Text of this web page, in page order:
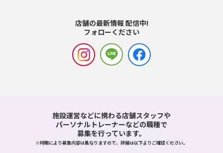
店舗の最新情報 配信中!
フォローください
施設運営などに携わる店舗スタッフや
パーソナルトレーナーなどの職種で
募集を行っています。
※時期により募集内容は異なりますので、詳細は以下よりご確認ください。